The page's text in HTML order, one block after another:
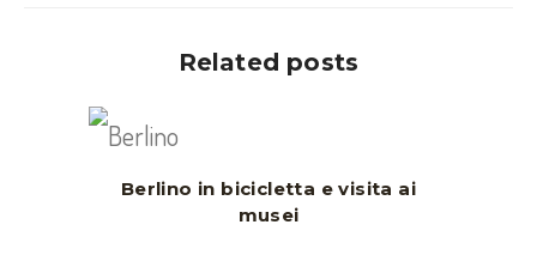
Related posts
Berlino in bicicletta e visita ai
musei